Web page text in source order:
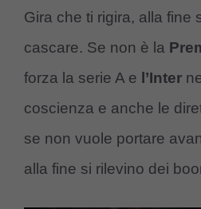
Gira che ti rigira, alla fine
cascare. Se non è la
forza la serie A e l’Inter
coscienza e anche le
se non vuole portare
alla fine si rilevino dei